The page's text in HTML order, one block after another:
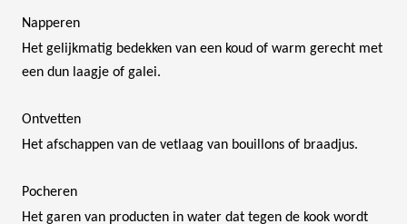
Napperen
Het gelijkmatig bedekken van een koud of warm gerecht met
een dun laagje of galei.
Ontvetten
Het afschappen van de vetlaag van bouillons of braadjus.
Pocheren
Het garen van producten in water dat tegen de kook wordt